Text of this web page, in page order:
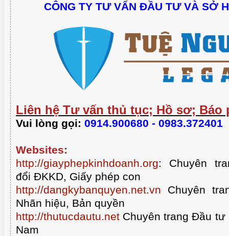
CÔNG TY TƯ VẤN ĐẦU TƯ VÀ SỞ
Liên hệ Tư vấn thủ tục; Hồ sơ; Báo
Vui lòng gọi: 0914.900680 - 0983.372401
Websites:
http://giayphepkinhdoanh.org:
Chuyên
đổi ĐKKD, Giấy phép con
http://dangkybanquyen.net.vn Chuyên
Nhãn hiệu, Bản quyền
http://thutucdautu.net Chuyên trang Đầu
Nam